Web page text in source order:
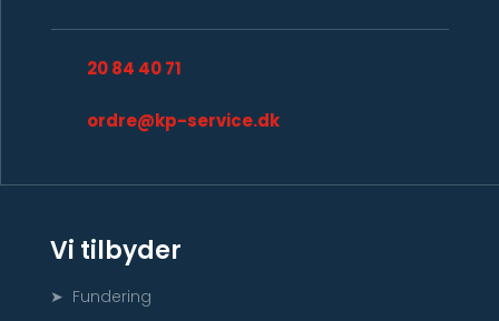
​20 84 40 71
ordre@kp-service.dk
Vi tilbyder
➤ Fundering